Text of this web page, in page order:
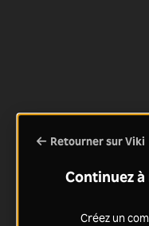
Retourner sur Viki
Continuez
Créez un